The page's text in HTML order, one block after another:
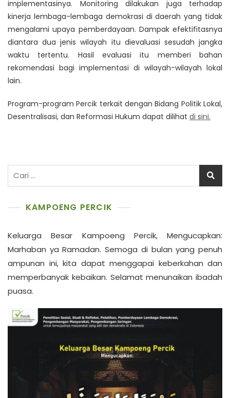
implementasinya. Monitoring dilakukan juga terhadap
kinerja lembaga-lembaga demokrasi di daerah yang tidak
mengalami upaya pemberdayaan. Dampak efektifitasnya
diantara dua jenis wilayah itu dievaluasi sesudah jangka
waktu tertentu. Hasil evaluasi itu memberi bahan
rekomendasi bagi implementasi di wilayah-wilayah lokal
lain.
Program-program Percik terkait dengan Bidang Politik Lokal,
Desentralisasi, dan Reformasi Hukum dapat dilihat di sini.
KAMPOENG PERCIK
Keluarga Besar Kampoeng Percik, Mengucapkan:
Marhaban ya Ramadan. Semoga di bulan yang penuh
ampunan ini, kita dapat menggapai keberkahan dan
memperbanyak kebaikan. Selamat menunaikan ibadah
puasa.